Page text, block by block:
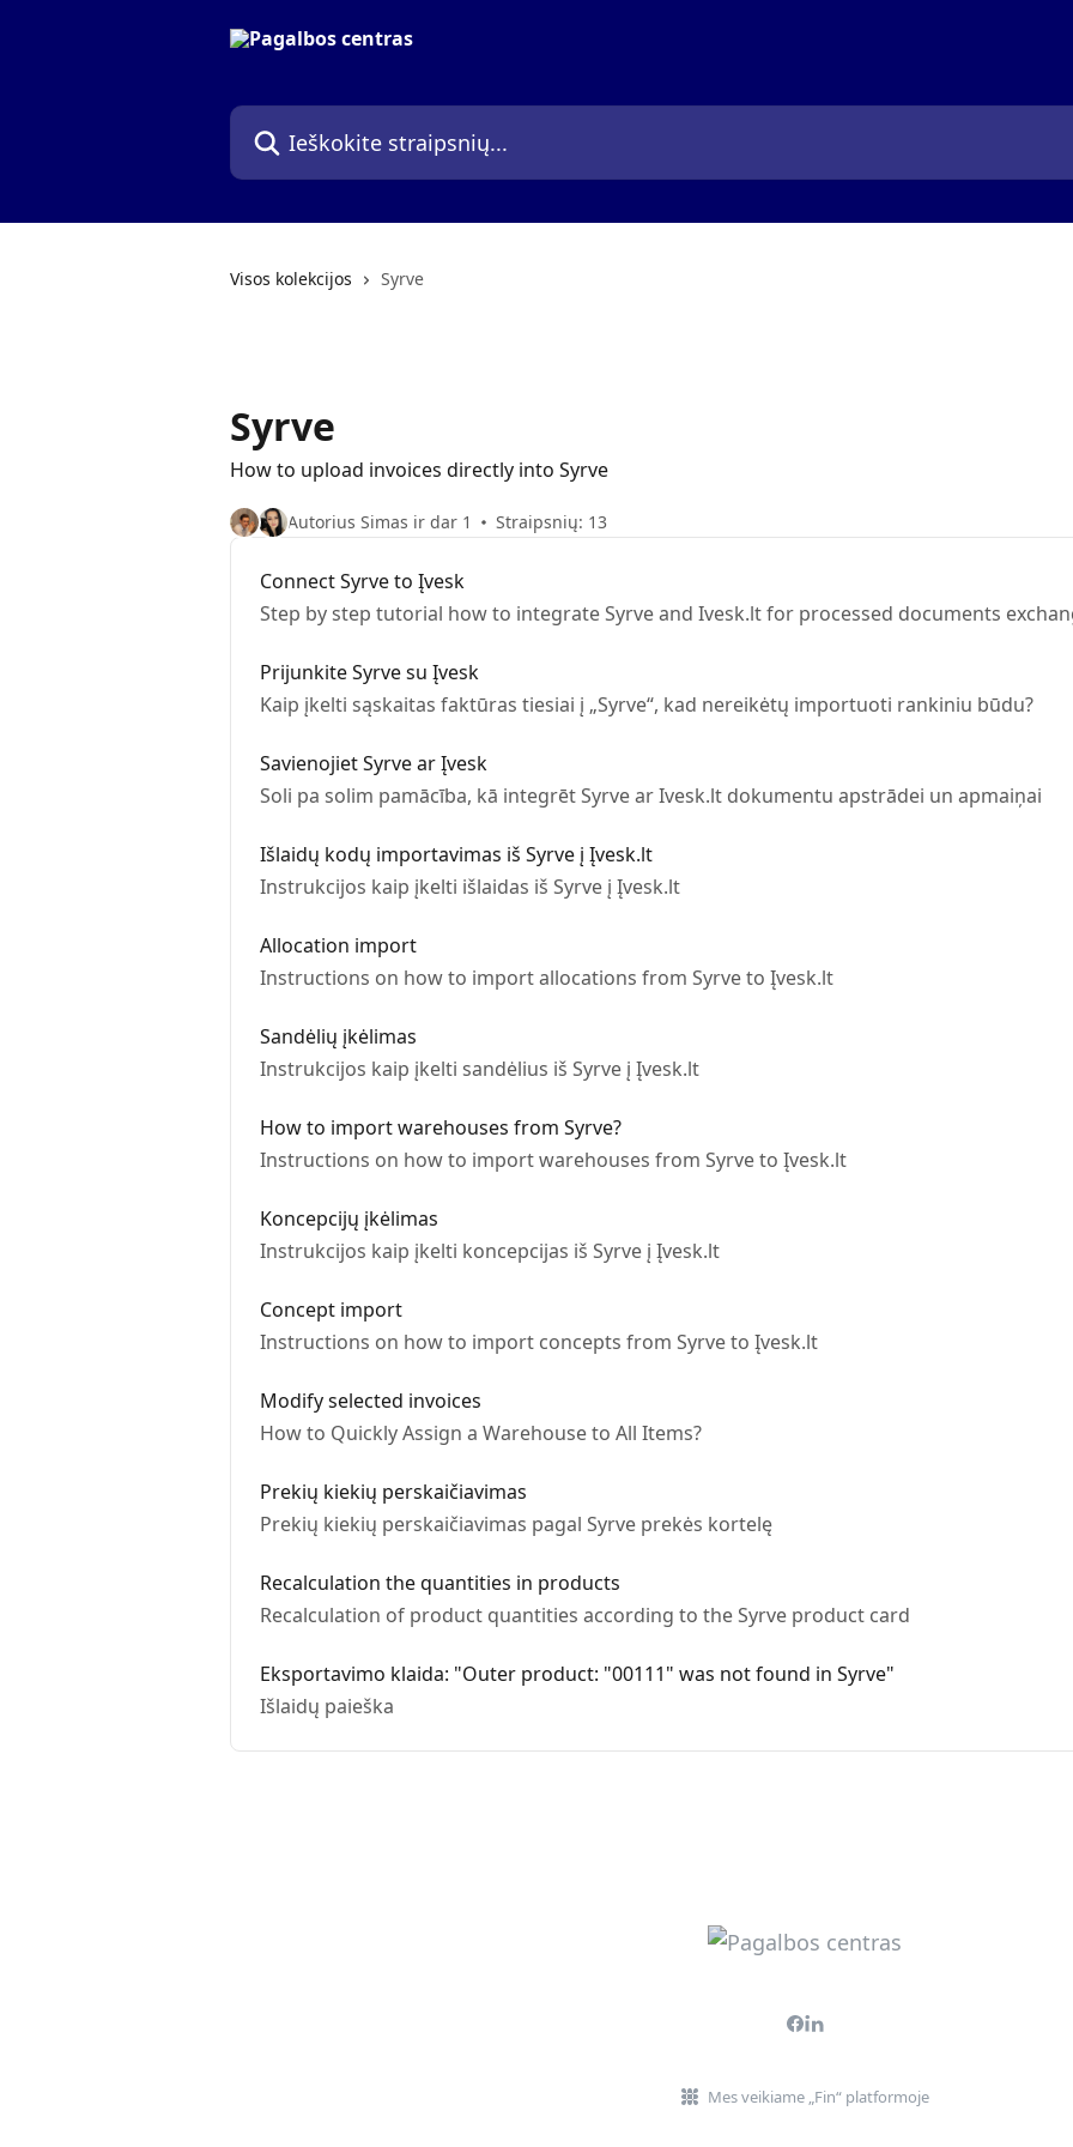
Ieškokite straipsnių...
Visos kolekcijos Syrve
Syrve
How to upload invoices directly into Syrve
Autorius Simas ir dar 1 Straipsnių: 13
Connect Syrve to Įvesk
Step by step tutorial how to integrate Syrve and Ivesk.lt for processed documents
Prijunkite Syrve su Įvesk
Kaip įkelti sąskaitas faktūras tiesiai į „Syrve“, kad nereikėtų importuoti rankiniu būdu?
Savienojiet Syrve ar Įvesk
Soli pa solim pamācība, kā integrēt Syrve ar Ivesk.lt dokumentu apstrādei un apmaiņai
Išlaidų kodų importavimas iš Syrve į Įvesk.lt
Instrukcijos kaip įkelti išlaidas iš Syrve į Įvesk.lt
Allocation import
Instructions on how to import allocations from Syrve to Įvesk.lt
Sandėlių įkėlimas
Instrukcijos kaip įkelti sandėlius iš Syrve į Įvesk.lt
How to import warehouses from Syrve?
Instructions on how to import warehouses from Syrve to Įvesk.lt
Koncepcijų įkėlimas
Instrukcijos kaip įkelti koncepcijas iš Syrve į Įvesk.lt
Concept import
Instructions on how to import concepts from Syrve to Įvesk.lt
Modify selected invoices
How to Quickly Assign a Warehouse to All Items?
Prekių kiekių perskaičiavimas
Prekių kiekių perskaičiavimas pagal Syrve prekės kortelę
Recalculation the quantities in products
Recalculation of product quantities according to the Syrve product card
Eksportavimo klaida: "Outer product: "00111" was not found in Syrve"
Išlaidų paieška
Mes veikiame „Fin“ platformoje